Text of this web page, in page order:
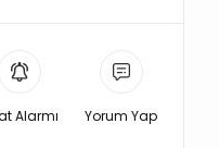
Alarmı Yorum Yap